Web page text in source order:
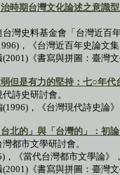
治時期台灣文化論述之意識
台灣史料基金會「台灣近百
，《台灣近百年史論文
(2001) 《書寫與拼圖：臺灣
弱但是有力的堅持：七○年代
詩史研討會。
(1996) ，《台灣現代詩史論
台北的」與「台灣的」：初
都市文學研討會。
，《當代台灣都市文學論》
(2001) 《書寫與拼圖：臺灣